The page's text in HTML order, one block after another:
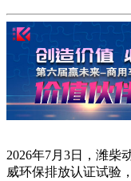
2026年7月3日，潍柴
威环保排放认证试验